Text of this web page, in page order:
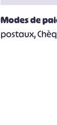
Modes de
postaux,